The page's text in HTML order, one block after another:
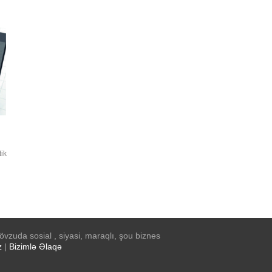
sosial , siyasi, maraqlı, şou biznes
| Bizimlə Əlaqə